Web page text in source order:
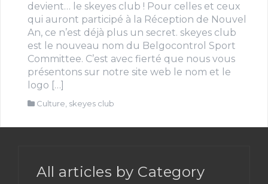
devient… le skeyes club ! Pour celles et ceux
qui auront participé à la Réception de Nouvel
An, ce n’est déjà plus un secret. skeyes club
est le nouveau nom du Belgocontrol Sport
Committee. C’est avec fierté que nous vous
présentons sur notre site web le nom et le
logo […]
Culture skeyes club
All articles by Category